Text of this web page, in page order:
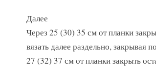
Далее
Через 25 (30) 35 см от планки
вязать далее раздельно,
27 (32) 37 см от планки закрыть